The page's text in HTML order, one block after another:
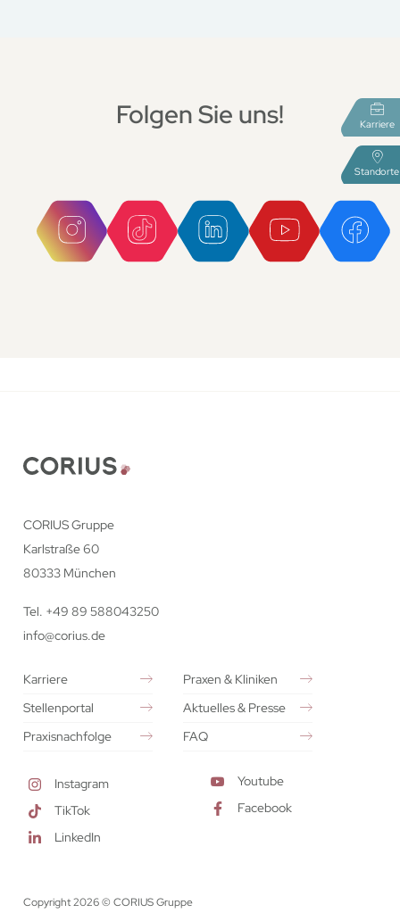
Folgen Sie uns!
CORIUS Gruppe
Karlstraße 60
80333 München
Tel. +49 89 588043250
info@corius.de
Karriere
Stellenportal
Praxisnachfolge
Praxen & Kliniken
Aktuelles & Presse
FAQ
Instagram
TikTok
LinkedIn
Youtube
Facebook
Copyright 2026 © CORIUS Gruppe
Karriere
Standorte